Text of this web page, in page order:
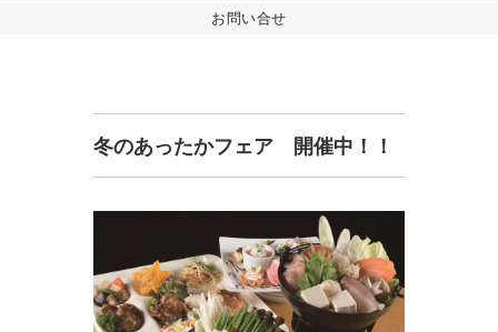
お問い合せ
冬のあったかフェア 開催中！！